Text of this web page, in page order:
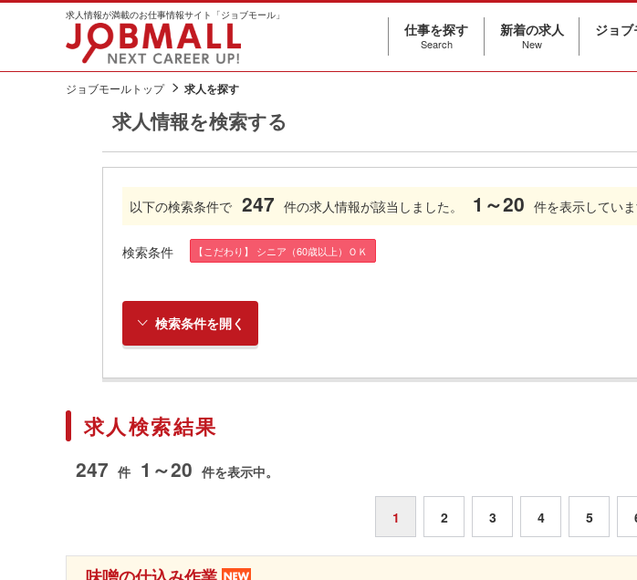
求人情報が満載のお仕事情報サイト「ジョブモール」
仕事を探す
Search
新着の求人
New
ジョブ
ジョブモールトップ 求人を探す
求人情報を検索する
以下の検索条件で 247 件の求人情報が該当しました。 1～20 件を表示していま
検索条件 【こだわり】 シニア（60歳以上）ＯＫ
検索条件を開く
求人検索結果
247 件 1～20 件を表示中。
1 2 3 4 5